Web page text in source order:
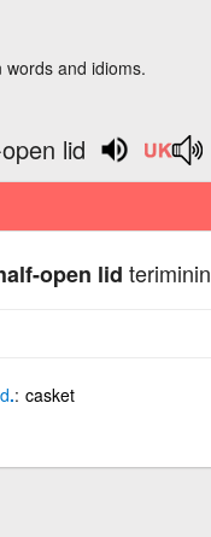
words and idioms.
lid
open lid teriminin
. casket